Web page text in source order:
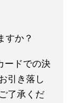
すか？
ードでの決
引き落し
了承くだ